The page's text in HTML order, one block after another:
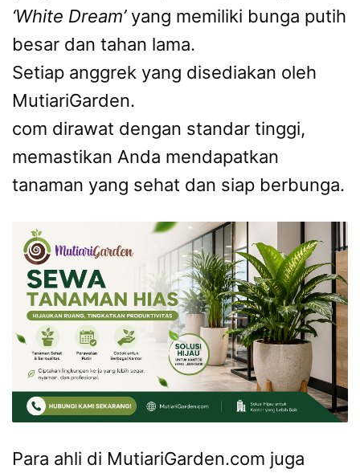
‘White Dream’yang memiliki bunga putih
besar dan tahan lama.
Setiap anggrek yang disediakan oleh
MutiariGarden.
com dirawat dengan standar tinggi,
memastikan Anda mendapatkan
tanaman yang sehat dan siap berbunga.
Para ahli di MutiariGarden.com juga